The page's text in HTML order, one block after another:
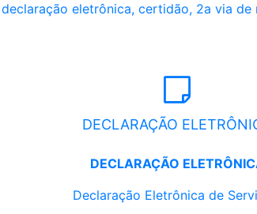
eletrônica, certidão, 2a via de
DECLARAÇÃO
DECLARAÇÃO
Declaração Eletrônica de